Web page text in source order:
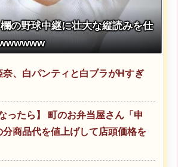
の野球中継に壮大な縦読みを仕
奈、白パンティと白ブラがHすぎ
ったら】 町のお弁当屋さん「申
分商品代を値上げして店頭価格を